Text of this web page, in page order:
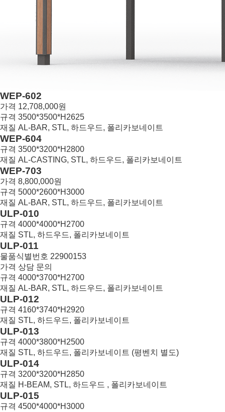
WEP-602
가격 12,708,000원
규격 3500*3500*H2625
재질 AL-BAR, STL, 하드우드, 폴리카보네이트
20
WEP-604
규격 3500*3200*H2800
재질 AL-CASTING, STL, 하드우드, 폴리카보네이트
19
WEP-703
가격 8,800,000원
규격 5000*2600*H3000
재질 AL-BAR, STL, 하드우드, 폴리카보네이트
18
ULP-010
규격 4000*4000*H2700
재질 STL, 하드우드, 폴리카보네이트
17
ULP-011
물품식별번호 22900153
가격 상담 문의
규격 4000*3700*H2700
재질 AL-BAR, STL, 하드우드, 폴리카보네이트
16
ULP-012
규격 4160*3740*H2920
재질 STL, 하드우드, 폴리카보네이트
15
ULP-013
규격 4000*3800*H2500
재질 STL, 하드우드, 폴리카보네이트 (평벤치 별도)
14
ULP-014
규격 3200*3200*H2850
재질 H-BEAM, STL, 하드우드 , 폴리카보네이트
13
ULP-015
규격 4500*4000*H3000